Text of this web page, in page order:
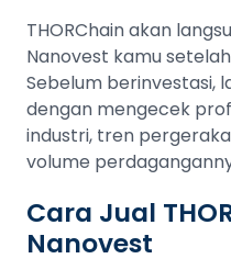
THORChain akan
Nanovest kamu
Sebelum berinvestasi,
dengan mengecek
industri, tren
volume
Cara Jual
Nanovest